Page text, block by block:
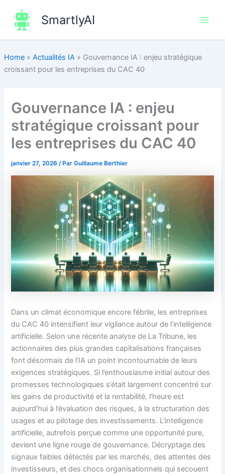
contenu
SmartlyAI
Home» Actualités IA» Gouvernance IA : enjeu stratégique
croissant pour les entreprises du CAC 40
Gouvernance IA : enjeu
stratégique croissant pour
les entreprises du CAC 40
janvier 27, 2026/ ParGuillaume Berthier
Dans un climat économique encore fébrile, les entreprises
du CAC 40 intensifient leur vigilance autour de l’intelligence
artificielle. Selon une récente analyse de La Tribune, les
actionnaires des plus grandes capitalisations françaises
font désormais de l’IA un point incontournable de leurs
exigences stratégiques. Si l’enthousiasme initial autour des
promesses technologiques s’était largement concentré sur
les gains de productivité et la rentabilité, l’heure est
aujourd’hui à l’évaluation des risques, à la structuration des
usages et au pilotage des investissements. L’intelligence
artificielle, autrefois perçue comme une opportunité pure,
devient une ligne rouge de gouvernance. Décryptage des
signaux faibles détectés par les marchés, des attentes des
investisseurs, et des chocs organisationnels qui secouent